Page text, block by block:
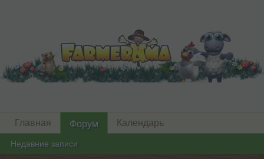
Главная Форум
Недавние записи
Календарь